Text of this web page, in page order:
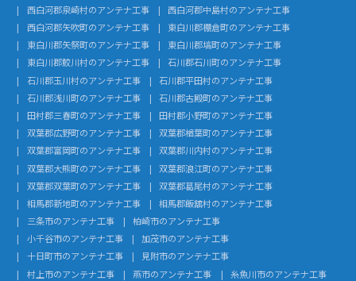
西白河郡泉崎村のアンテナ工事
西白河郡中島村のアンテナ工事
西白河郡矢吹町のアンテナ工事
東白川郡棚倉町のアンテナ工事
東白川郡矢祭町のアンテナ工事
東白川郡塙町のアンテナ工事
東白川郡鮫川村のアンテナ工事
石川郡石川町のアンテナ工事
石川郡玉川村のアンテナ工事
石川郡平田村のアンテナ工事
石川郡浅川町のアンテナ工事
石川郡古殿町のアンテナ工事
田村郡三春町のアンテナ工事
田村郡小野町のアンテナ工事
双葉郡広野町のアンテナ工事
双葉郡楢葉町のアンテナ工事
双葉郡富岡町のアンテナ工事
双葉郡川内村のアンテナ工事
双葉郡大熊町のアンテナ工事
双葉郡浪江町のアンテナ工事
双葉郡双葉町のアンテナ工事
双葉郡葛尾村のアンテナ工事
相馬郡新地町のアンテナ工事
相馬郡飯舘村のアンテナ工事
三条市のアンテナ工事
柏崎市のアンテナ工事
小千谷市のアンテナ工事
加茂市のアンテナ工事
十日町市のアンテナ工事
見附市のアンテナ工事
村上市のアンテナ工事
燕市のアンテナ工事
糸魚川市のアンテナ工事